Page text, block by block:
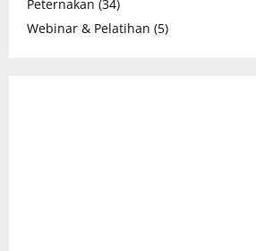
Peternakan (34)
Webinar & Pelatihan (5)